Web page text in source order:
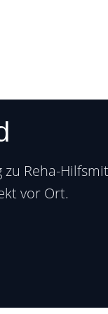
Reha-
vor Ort.